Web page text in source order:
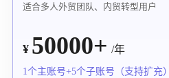
适合多人外贸团队、内贸转型用户
¥ 50000+ /年
1个主账号+5个子账号（支持扩充）